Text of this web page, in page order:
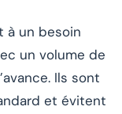
à un besoin
un volume de
Ils sont
et évitent